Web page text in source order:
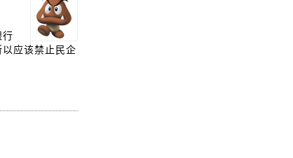
行
应该禁止民企